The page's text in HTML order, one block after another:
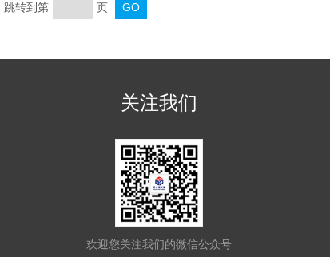
跳转到第 页
关注我们
欢迎您关注我们的微信公众号